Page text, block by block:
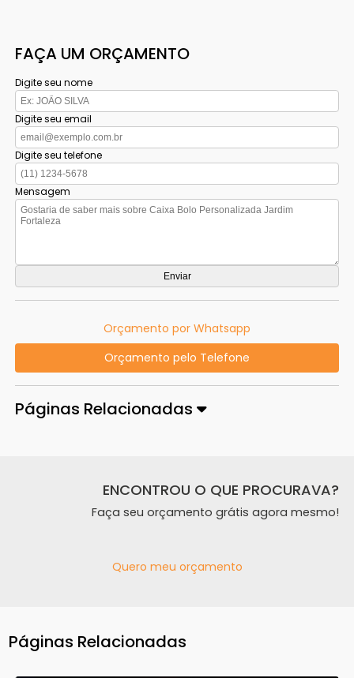
FAÇA UM ORÇAMENTO
Digite seu nome
Digite seu email
Digite seu telefone
Mensagem
Orçamento por Whatsapp
Orçamento pelo Telefone
Páginas Relacionadas
ENCONTROU O QUE PROCURAVA?
Faça seu orçamento grátis agora mesmo!
Quero meu orçamento
Páginas Relacionadas